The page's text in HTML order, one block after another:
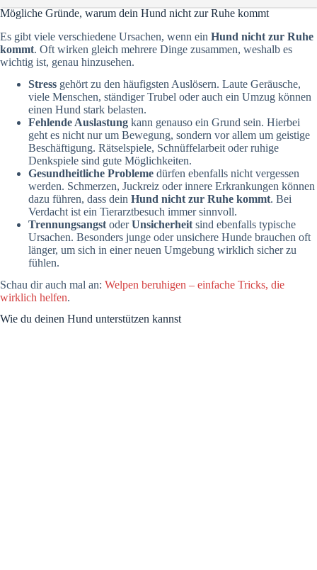
Mögliche Gründe, warum dein Hund nicht zur Ruhe kommt
Es gibt viele verschiedene Ursachen, wenn ein Hund nicht zur Ruhe
kommt. Oft wirken gleich mehrere Dinge zusammen, weshalb es
wichtig ist, genau hinzusehen.
Stress gehört zu den häufigsten Auslösern. Laute Geräusche,
viele Menschen, ständiger Trubel oder auch ein Umzug können
einen Hund stark belasten.
Fehlende Auslastung kann genauso ein Grund sein. Hierbei
geht es nicht nur um Bewegung, sondern vor allem um geistige
Beschäftigung. Rätselspiele, Schnüffelarbeit oder ruhige
Denkspiele sind gute Möglichkeiten.
Gesundheitliche Probleme dürfen ebenfalls nicht vergessen
werden. Schmerzen, Juckreiz oder innere Erkrankungen können
dazu führen, dass dein Hund nicht zur Ruhe kommt. Bei
Verdacht ist ein Tierarztbesuch immer sinnvoll.
Trennungsangst oderUnsicherheit sind ebenfalls typische
Ursachen. Besonders junge oder unsichere Hunde brauchen oft
länger, um sich in einer neuen Umgebung wirklich sicher zu
fühlen.
Schau dir auch mal an: Welpen beruhigen – einfache Tricks, die
wirklich helfen.
Wie du deinen Hund unterstützen kannst